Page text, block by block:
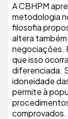
A CBHPM
metodologia
filosofia
altera
negociações.
que isso
diferenciada.
idoneidade
permite à
comprovados.